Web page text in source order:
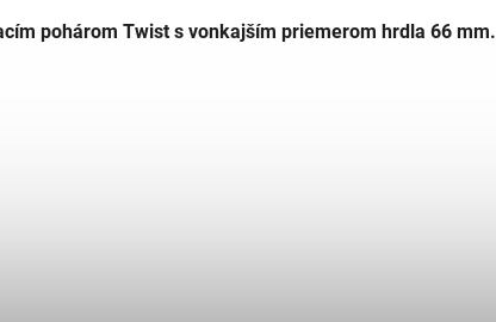
pohárom Twist s vonkajším priemerom hrdla 66 mm.